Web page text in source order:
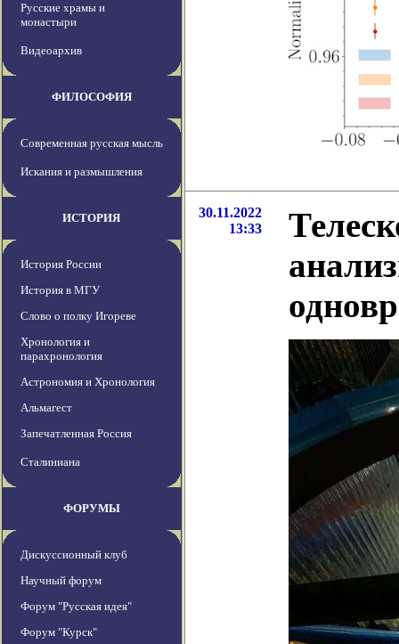
Русские храмы и
монастыри
Видеоархив
ФИЛОСОФИЯ
Современная русская мысль
Искания и размышления
ИСТОРИЯ
История России
История в МГУ
Слово о полку Игореве
Хронология и
парахронология
Астрономия и Хронология
Альмагест
Запечатленная Россия
Сталиниана
ФОРУМЫ
Дискуссионный клуб
Научный форум
Форум "Русская идея"
Форум "Курск"
30.11.2022
13:33